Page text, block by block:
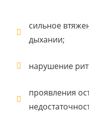
сильное
дыхании;
нарушение
проявления